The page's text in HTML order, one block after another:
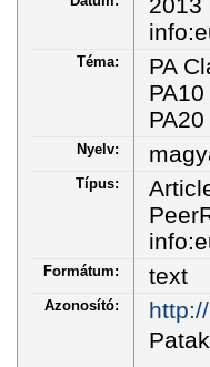
Téma:
PA
Nyelv:
Típus:
Formátum: text
Azonosító: